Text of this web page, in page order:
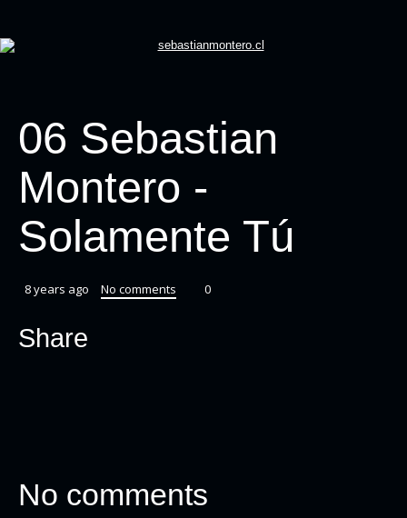
06 Sebastian
Montero -
Solamente Tú
8 years ago No comments 0
Share
No comments